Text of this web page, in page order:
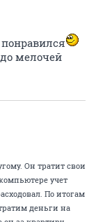
мелочей
Он тратит свои
учет
По итогам
деньги на